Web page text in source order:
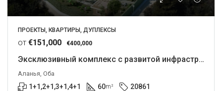
ПРОЕКТЫ, КВАРТИРЫ, ДУПЛЕКСЫ
от €151,000 €400,000
Эксклюзивный комплекс с развитой инфраструктурой.
Аланья, Оба
1+1,2+1,3+1,4+1 60m² 20861